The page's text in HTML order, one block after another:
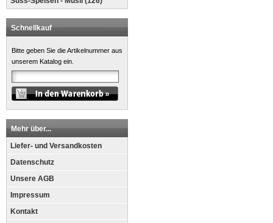
Schnellkauf
Bitte geben Sie die Artikelnummer aus
unserem Katalog ein.
Mehr über...
Liefer- und Versandkosten
Datenschutz
Unsere AGB
Impressum
Kontakt